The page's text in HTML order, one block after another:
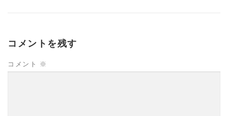
コメントを残す
コメント ※